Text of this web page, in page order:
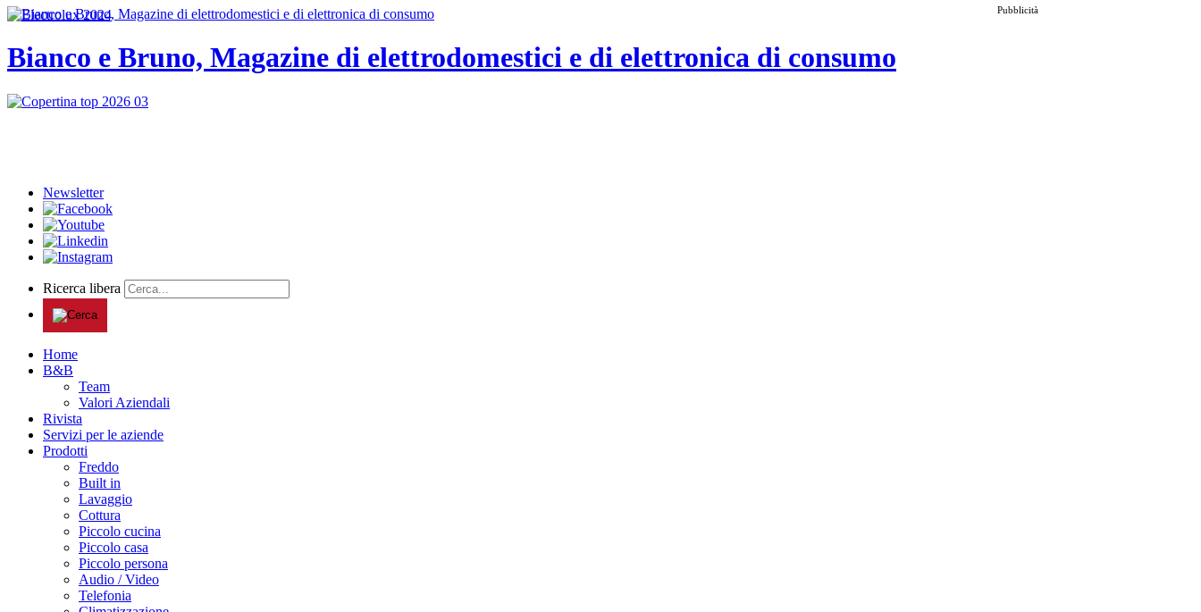
Pubblicità
Bianco e Bruno, Magazine di elettrodomestici e di elettronica di consumo
Newsletter
Ricerca libera
Home
B&B
Team
Valori Aziendali
Rivista
Servizi per le aziende
Prodotti
Freddo
Built in
Lavaggio
Cottura
Piccolo cucina
Piccolo casa
Piccolo persona
Audio / Video
Telefonia